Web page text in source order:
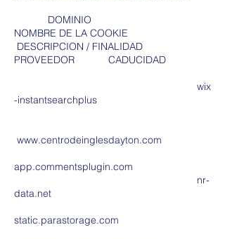
DOMINIO
NOMBRE DE LA COOKIE
DESCRIPCION / FINALIDAD
PROVEEDOR CADUCIDAD
wix
-instantsearchplus
www.centrodeinglesdayton.com
app.commentsplugin.com
nr-
data.net​
static.parastorage.com